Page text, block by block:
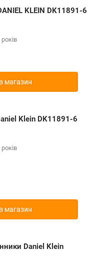
KLEIN DK11891-6
магазин
Klein DK11891-6
магазин
Daniel Klein